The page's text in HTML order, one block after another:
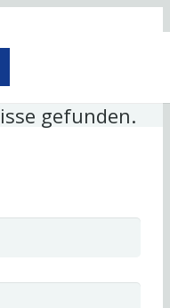
gefunden.